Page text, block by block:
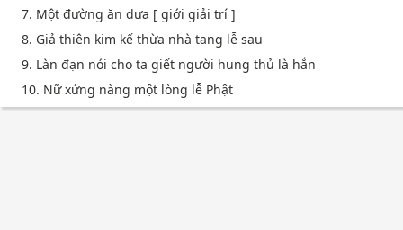
7. Một đường ăn dưa [ giới giải trí ]
8. Giả thiên kim kế thừa nhà tang lễ sau
9. Làn đạn nói cho ta giết người hung thủ là hắn
10. Nữ xứng nàng một lòng lễ Phật